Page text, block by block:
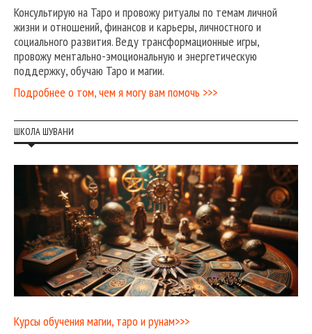
Консультирую на Таро и провожу ритуалы по темам личной
жизни и отношений, финансов и карьеры, личностного и
социального развития. Веду трансформационные игры,
провожу ментально-эмоциональную и энергетическую
поддержку, обучаю Таро и магии.
Подробнее о том, чем я могу вам помочь >>>
ШКОЛА ШУВАНИ
Курсы обучения магии, таро и рунам>>>